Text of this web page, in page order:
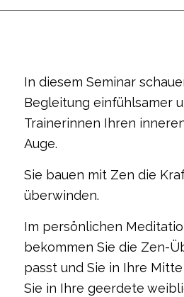
In diesem Seminar
Begleitung einfühlsamer
Trainerinnen Ihren
Auge.
Sie bauen mit Zen die
überwinden.
Im persönlichen
bekommen Sie die Zen-
passt und Sie in Ihre
Sie in Ihre geerdete